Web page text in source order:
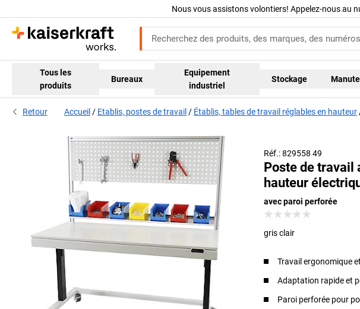
Nous vous assistons volontiers! Appelez-nous au
Tous les
produits
Bureaux
Equipement
industriel
Stockage
Retour Accueil Etablis, postes de travail Établis, tables de travail réglables en hauteur
Réf.: 829558 49
Poste de travail
hauteur
avec paroi perforée
gris clair
Travail ergonomique
Adaptation rapide et
Paroi perforée pour